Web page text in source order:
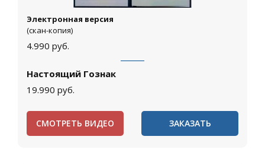
Электронная версия
(скан-копия)
4.990 руб.
Настоящий Гознак
19.990 руб.
СМОТРЕТЬ ВИДЕО ЗАКАЗАТЬ